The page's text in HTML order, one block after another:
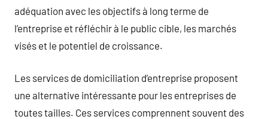
adéquation avec les objectifs à long terme de
l’entreprise et réfléchir à le public cible, les marchés
visés et le potentiel de croissance.
Les services de domiciliation d’entreprise proposent
une alternative intéressante pour les entreprises de
toutes tailles. Ces services comprennent souvent des